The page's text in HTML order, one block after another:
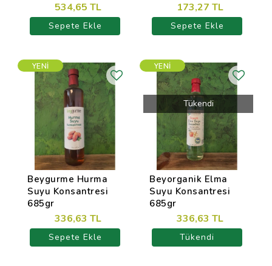
534,65 TL
Sepete Ekle
173,27 TL
Sepete Ekle
Beygurme Hurma
Suyu Konsantresi
685gr
336,63 TL
Sepete Ekle
YENI
Tükendi
Beyorganik Elma
Suyu Konsantresi
685gr
336,63 TL
Tükendi
YENI